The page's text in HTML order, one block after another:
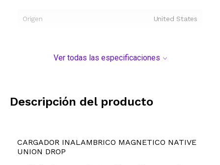
Origen United States
Ver todas las especificaciones
Descripción del producto
CARGADOR INALAMBRICO MAGNETICO NATIVE
UNION DROP